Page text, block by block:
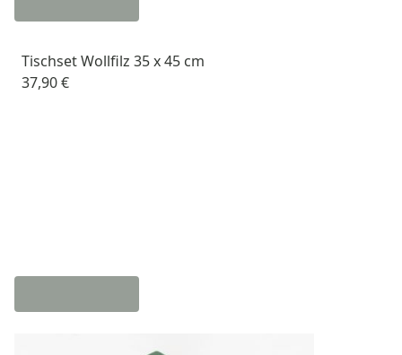
Tischset Wollfilz 35 x 45 cm
37,90 €